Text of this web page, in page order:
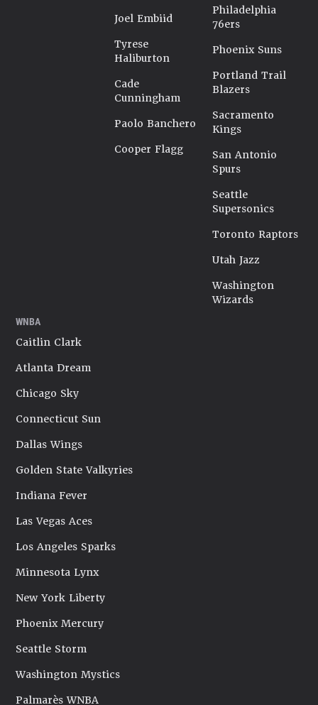
Joel Embiid
Tyrese
Haliburton
Cade
Cunningham
Paolo Banchero
Cooper Flagg
Philadelphia
76ers
Phoenix Suns
Portland Trail
Blazers
Sacramento
Kings
San Antonio
Spurs
Seattle
Supersonics
Toronto Raptors
Utah Jazz
Washington
Wizards
WNBA
Caitlin Clark
Atlanta Dream
Chicago Sky
Connecticut Sun
Dallas Wings
Golden State Valkyries
Indiana Fever
Las Vegas Aces
Los Angeles Sparks
Minnesota Lynx
New York Liberty
Phoenix Mercury
Seattle Storm
Washington Mystics
Palmarès WNBA